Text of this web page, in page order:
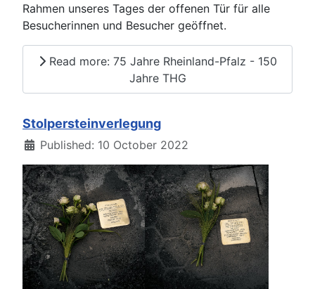
Rahmen unseres Tages der offenen Tür für alle
Besucherinnen und Besucher geöffnet.
Read more: 75 Jahre Rheinland-Pfalz - 150
Jahre THG
Stolpersteinverlegung
DetailsPublished: 10 October 2022